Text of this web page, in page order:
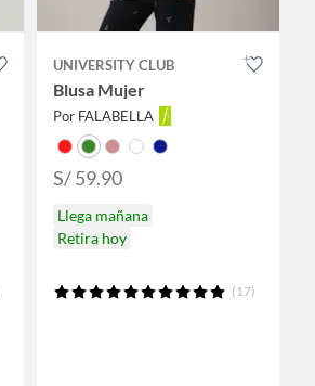
UNIVERSITY CLUB
Blusa Mujer
Por FALABELLA
S/ 59.90
Llega mañana
Retira hoy
(17)